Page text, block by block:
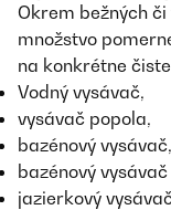
Okrem bežných
množstvo
na konkrétne
Vodný vysávač,
vysávač popola,
bazénový vysávač,
bazénový
jazierkový